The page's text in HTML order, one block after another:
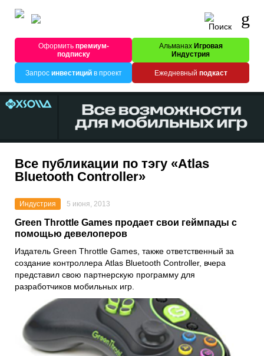
Оформитьпремиум-
подписку
Альманах Игровая
Индустрия
Запрос инвестицийв проект Ежедневный подкаст
Все публикации по тэгу «Atlas
Bluetooth Controller»
Индустрия 5 июня, 2013
Green Throttle Games продает свои геймпады с
помощью девелоперов
Издатель Green Throttle Games, также ответственный за
создание контроллера Atlas Bluetooth Controller, вчера
представил свою партнерскую программу для
разработчиков мобильных игр.